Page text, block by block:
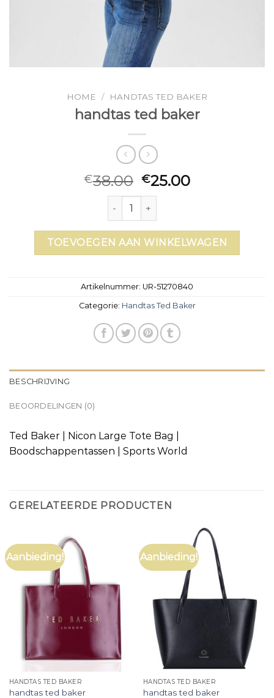
HOME / HANDTAS TED BAKER
handtas ted baker
€38.00 €25.00
handtas ted baker aantal
TOEVOEGEN AAN WINKELWAGEN
Artikelnummer: UR-51270840
Categorie: Handtas Ted Baker
BESCHRIJVING
BEOORDELINGEN (0)
Ted Baker | Nicon Large Tote Bag |
Boodschappentassen | Sports World
GERELATEERDE PRODUCTEN
Aanbieding!
HANDTAS TED BAKER
handtas ted baker
Aanbieding!
HANDTAS TED BAKER
handtas ted baker